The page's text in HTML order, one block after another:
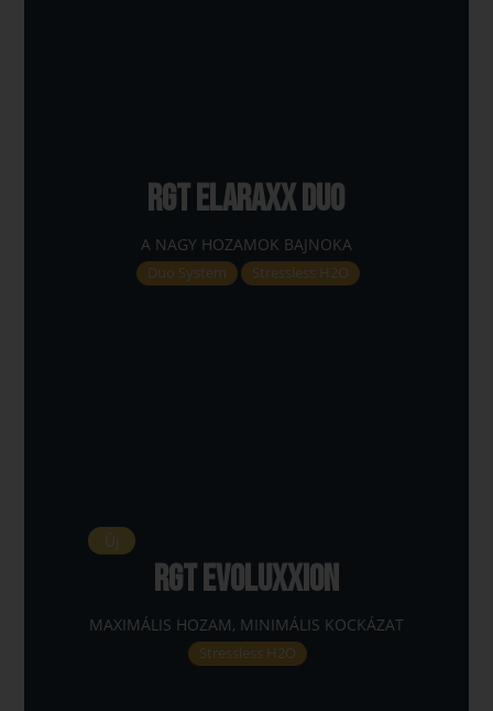
RGT ELARAXX DUO
A NAGY HOZAMOK BAJNOKA
Duo System Stressless H2O
Új
RGT EVOLUXXION
MAXIMÁLIS HOZAM, MINIMÁLIS KOCKÁZAT
Stressless H2O